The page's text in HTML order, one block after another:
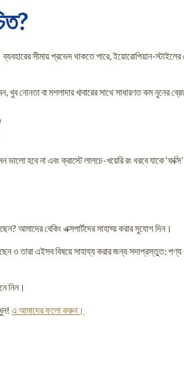
সীমায় প্রভেদ থাকতে পারে, ইয়োরোপিয়ান-
নোনতা বা মশলাদার খাবারের সাথে সাধারণত কম নুনের
হবে না এবং ক্রাস্টে লালচে-খয়েরি রং ধরবে যাকে
আমাদের বেকিং এক্সপার্টদের সাহায্য় করার সুযোগ দিন।
ও তারা এইসব বিষয়ে সাহায্য করার জন্য সদাপ্রস্তুত: পণ্য
নিন।
এ আমাদের ফলো করুন।